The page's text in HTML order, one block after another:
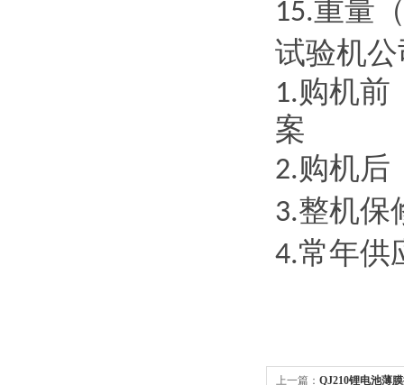
15.重量
试验机
1.购机前
案
2.购机后
3.整机保
4.常年供
上一篇： QJ210锂电池薄